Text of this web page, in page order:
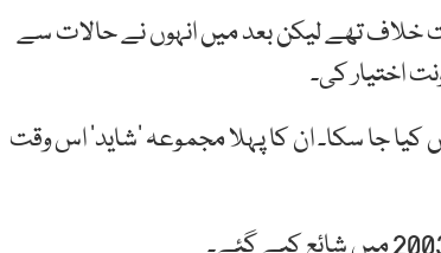
تھے لیکن بعد میں انہوں نے حالات سے
کیا جا سکا۔ ان کا پہلا مجموعہ ‘شاید’ اس وقت